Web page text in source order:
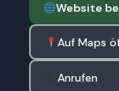
Website
Auf Maps
Anrufen